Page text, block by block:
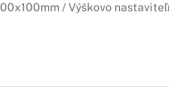
/ Výškovo